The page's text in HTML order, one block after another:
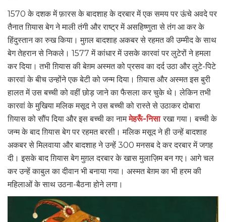
1570 के दशक में फ़ारस के बादशाह के दरबार में एक समय पर ऊंचे अवदे पर
तैनात ग़ियास बेग ने माली तंगी और राष्ट्र में असहिष्णुता से तंग आ कर के
हिंदुस्तान का रुख किया। मुग़ल बादशाह अकबर से रहमत की उम्मीद के साथ
बेग तेहरान से निकले। 1577 में कांधार में उसके कारवां पर लुटेरों ने हमला
कर दिया। तभी ग़ियास की बेग़म अस्मत को प्रसव का दर्द उठा और लुटे-पिटे
कारवां के बीच उन्होंने एक बेटी को जन्म दिया। ग़ियास और अस्मत इस बुरी
हालत में उस बच्ची को वहीं छोड़ जाने का फैसला कर चुके थे। लेकिन तभी
कारवां के मुखिया मलिक मसूद ने उस बच्ची को रास्ते से उठाकर दोबारा
ग़ियास को सौंप दिया और इस बच्ची का नाममेहरूँ-निसारखा गया। बच्ची के
जन्म के बाद ग़ियास बेग पर रहमत बरसी। मलिक मसूद ने ही उन्हें बादशाह
अकबर से मिलवाया और बादशाह ने उन्हें 300 मनसब दे कर दरबार में जगह
दी। इसके बाद ग़ियास बेग मुग़ल दरबार के खास मुलाज़िम बन गए। आगे चल
कर उन्हें काबुल का दीवान भी बनाया गया। अस्मत बेग़म का भी हरम की
महिलाओं के साथ उठना-बैठना होने लगा।